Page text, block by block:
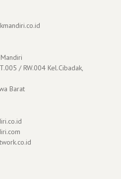
/ RW.004 Kel.Cibadak,
Barat